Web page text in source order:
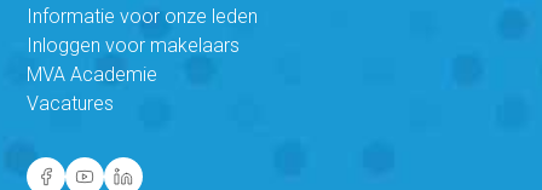
Informatie voor onze leden
Inloggen voor makelaars
MVA Academie
Vacatures